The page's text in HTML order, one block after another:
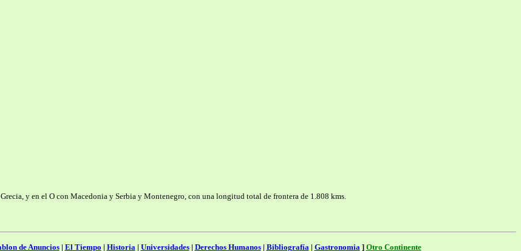
y en el O con Macedonia y Serbia y Montenegro, con una longitud total de frontera de 1.808 kms.
de Anuncios| El Tiempo | Historia| Universidades| Derechos Humanos| Bibliografía| Gastronomia] Otro Continente